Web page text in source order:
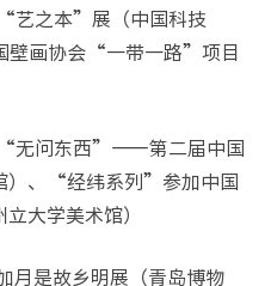
之本”展（中国科技
画协会“一带一路”项目
无问东西”——第二届中国
）、“经纬系列”参加中国
大学美术馆）
是故乡明展（青岛博物